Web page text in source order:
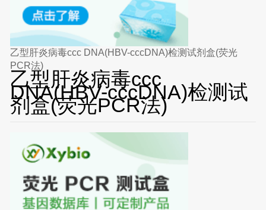
乙型肝炎病毒ccc DNA(HBV-cccDNA)检测试剂盒(荧光
PCR法)
乙型肝炎病毒ccc
DNA(HBV-cccDNA)检测试
剂盒(荧光PCR法)